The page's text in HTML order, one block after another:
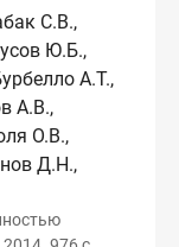
С.В.,
Ю.Б.,
А.Т.,
А.В.,
О.В.,
Д.Н.,